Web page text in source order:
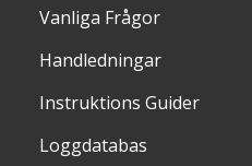
Vanliga Frågor
Handledningar
Instruktions Guider
Loggdatabas